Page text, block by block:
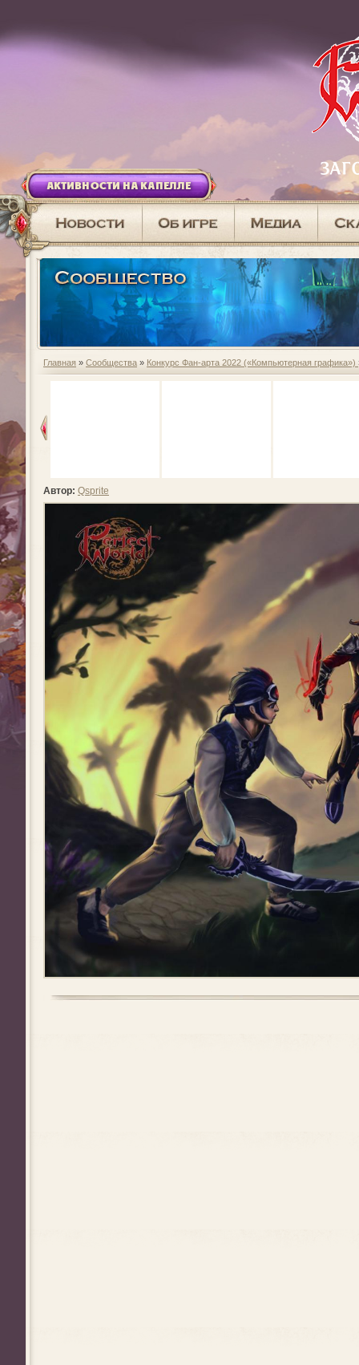
АКТИВНОСТИ НА КАПЕЛЛЕ
Главная » Сообщества » Конкурс Фан-арта 2022 («Компьютерная графика»)
Автор: Qsprite